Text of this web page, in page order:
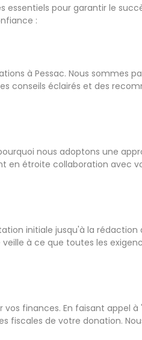
essentiels pour garantir le
:
à Pessac. Nous sommes
conseils éclairés et des
nous adoptons une
en étroite collaboration avec
initiale jusqu'à la
à ce que toutes les
finances. En faisant appel à
de votre donation.